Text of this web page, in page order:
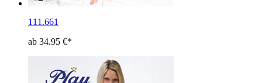
111.661
ab 34.95 €*